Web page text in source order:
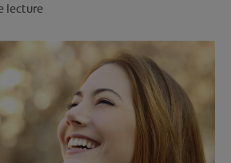
POUR LES PROFESSIONNELS
FR (FR)
S’INSCRIRE
lecture